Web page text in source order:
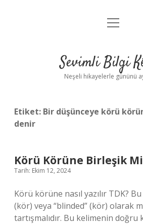
Anasayfa
Yasal Uyarı
menüyü
Sevimli Bilgi
Neşeli hikayelerle gününü
Etiket: Bir düşünceye körü
denir
Körü Körüne Birleşik Mi
Tarih: Ekim 12, 2024
Körü körüne nasıl yazılır TDK?
(kör) veya “blinded” (kör) olarak mı
tartışmalıdır. Bu kelimenin doğru